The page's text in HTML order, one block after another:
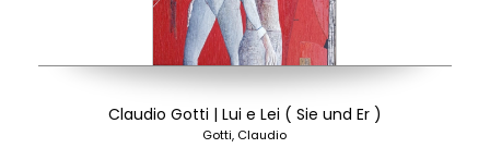
Claudio Gotti | Lui e Lei ( Sie und Er )
Gotti, Claudio